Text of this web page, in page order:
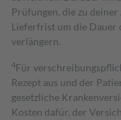
Prüfungen, die zu
Lieferfrist um die Dauer
verlängern.
4Für
Rezept aus und der
gesetzliche
Kosten dafür, der